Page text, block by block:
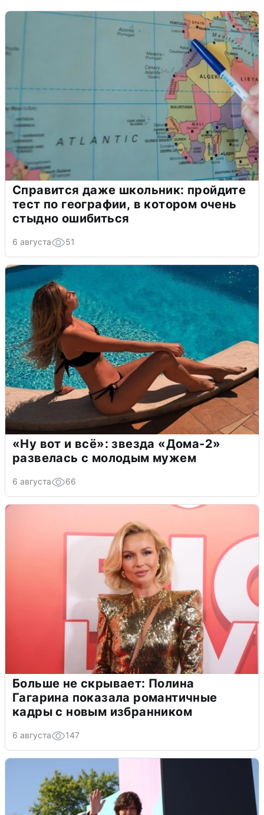
Справится даже школьник: пройдите
тест по географии, в котором очень
стыдно ошибиться
6 августа 51
«Ну вот и всё»: звезда «Дома-2»
развелась с молодым мужем
6 августа 66
Больше не скрывает: Полина
Гагарина показала романтичные
кадры с новым избранником
6 августа 147